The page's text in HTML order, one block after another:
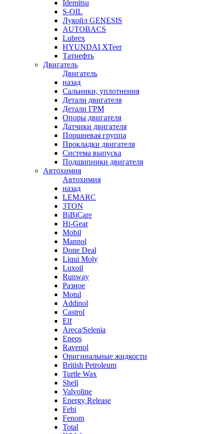
Idemitsu
S-OIL
Лукойл GENESIS
AUTOBACS
Lubrex
HYUNDAI XTeer
Татнефть
Двигатель
Двигатель
назад
Сальники, уплотнения
Детали двигателя
Детали ГРМ
Опоры двигателя
Датчики двигателя
Поршневая группа
Прокладки двигателя
Система выпуска
Подшипники двигателя
Автохимия
Автохимия
назад
LEMARC
3TON
BiBiCare
Hi-Gear
Mobil
Mannol
Done Deal
Liqui Moly
Luxoil
Runway
Разное
Motul
Addinol
Castrol
Elf
Areca/Selenia
Eneos
Ravenol
Оригинальные жидкости
British Petroleum
Turtle Wax
Shell
Valvoline
Energy Release
Febi
Fenom
Total